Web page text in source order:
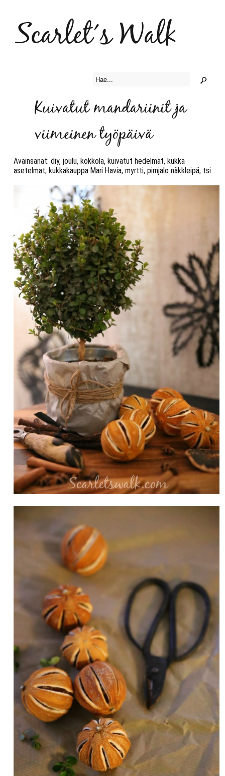
Scarlet´s Walk
Kuivatut mandariinit ja
viimeinen työpäivä
Avainsanat: diy, joulu, kokkola, kuivatut hedelmät, kukka
asetelmat, kukkakauppa Mari Havia, myrtti, pimjalo näkkleipä, tsi